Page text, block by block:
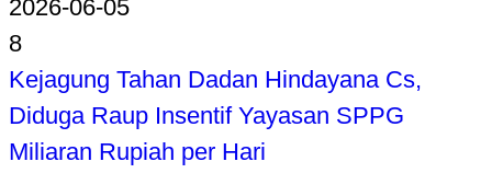
2026-06-05
8
Kejagung Tahan Dadan Hindayana Cs,
Diduga Raup Insentif Yayasan SPPG
Miliaran Rupiah per Hari